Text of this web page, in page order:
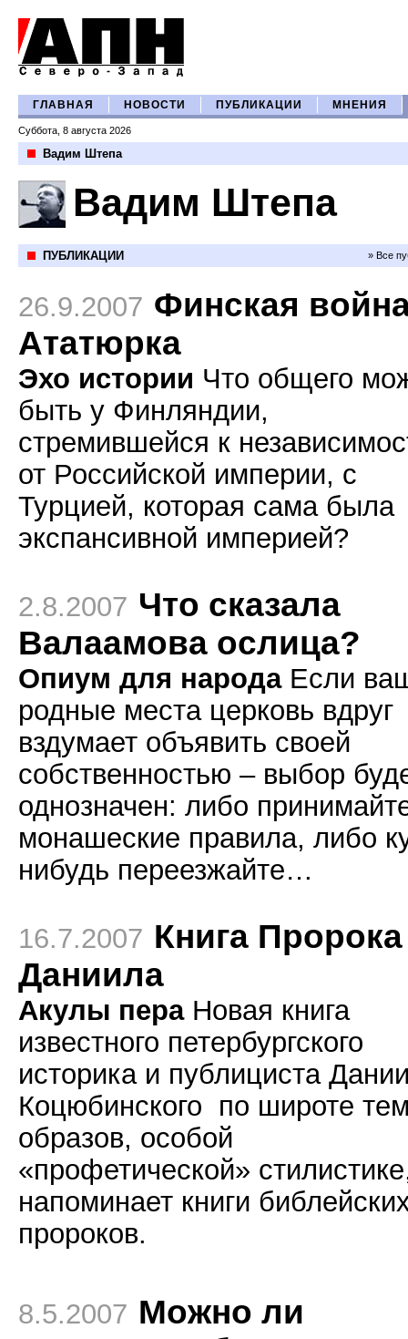
ГЛАВНАЯ НОВОСТИ ПУБЛИКАЦИИ МНЕНИЯ
Суббота, 8 августа 2026
Вадим Штепа
Вадим Штепа
ПУБЛИКАЦИИ » Все
26.9.2007 Финская
Ататюрка
Эхо истории Что общего
быть у Финляндии,
стремившейся к
от Российской империи, с
Турцией, которая сама была
экспансивной империей?
2.8.2007 Что сказала
Валаамова ослица?
Опиум для народа Если
родные места церковь вдруг
вздумает объявить своей
собственностью – выбор
однозначен: либо
монашеские правила, либо
нибудь переезжайте…
16.7.2007 Книга Пророка
Даниила
Акулы пера Новая книга
известного петербургского
историка и публициста
Коцюбинского по широте
образов, особой
«профетической»
напоминает книги
пророков.
8.5.2007 Можно ли